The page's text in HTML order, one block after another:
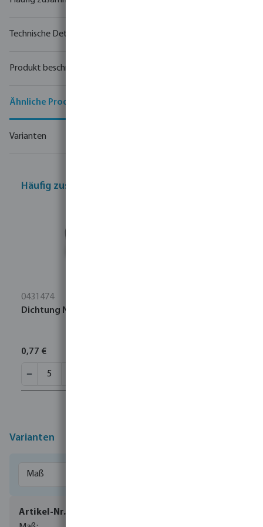
Technische Details
Produkt beschreibung
Ähnliche Produkte
Varianten
Häufig zusammen gekauft
0431474
Dichtung NBR 1" Schwarz Typ Kamlock
0,77 €
Varianten